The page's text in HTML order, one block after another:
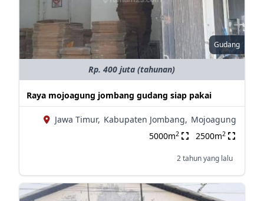
Gudang
Rp. 400 juta (tahunan)
Raya mojoagung jombang gudang siap pakai
Jawa Timur, Kabupaten Jombang, Mojoagung
5000m2 2500m2
2 tahun yang lalu